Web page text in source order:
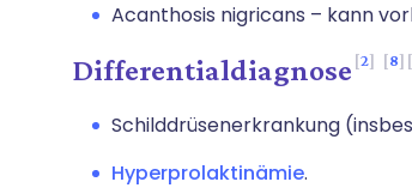
Acanthosis nigricans – kann
Differentialdiagnose 2 8
Schilddrüsenerkrankung
Hyperprolaktinämie.